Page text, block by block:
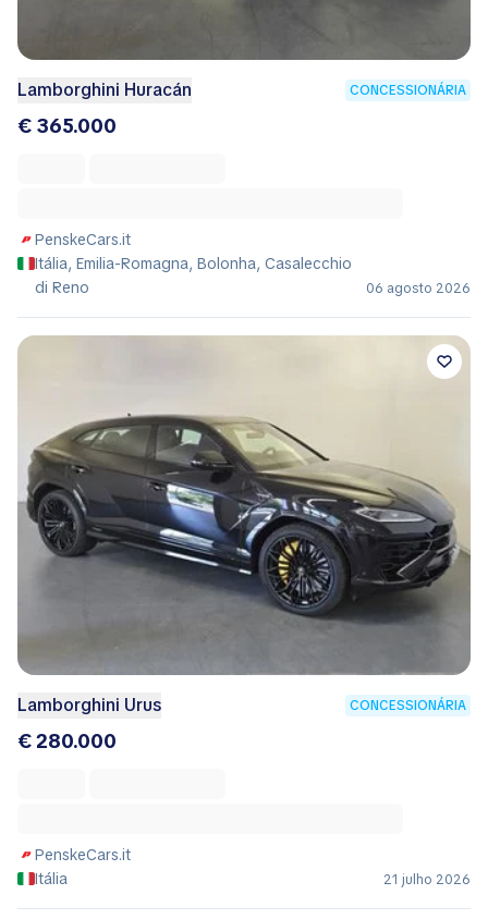
Lamborghini Huracán CONCESSIONÁRIA
€ 365.000
PenskeCars.it
Itália, Emilia-Romagna, Bolonha, Casalecchio
di Reno
06 agosto 2026
Lamborghini Urus CONCESSIONÁRIA
€ 280.000
PenskeCars.it
Itália
21 julho 2026